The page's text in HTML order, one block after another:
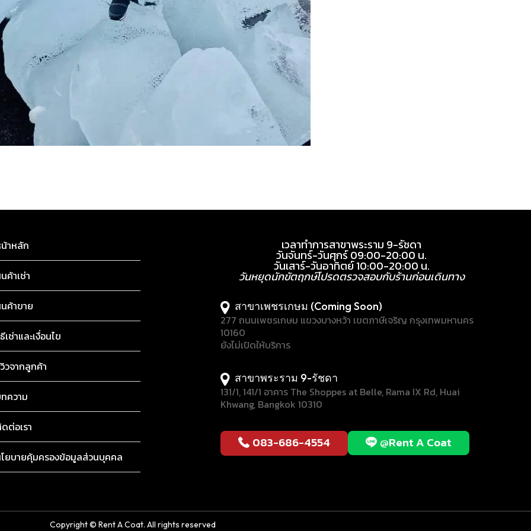
าหลัก
ค้าเช่า
ค้าขาย
เช่าและเงื่อนไข
วจากลูกค้า
ความ
ต่อเรา
ยบายคุ้มครองข้อมูลส่วนบุคคล
เวลาทำการสาขาพระราม 9-รัชดา
วันจันทร์-วันศุกร์ 09:00-20:00 น.
วันเสาร์-วันอาทิตย์ 10:00-20:00 น.
วันหยุดนักขัตฤกษ์โปรดตรวจสอบกับร้านก่อนเดินทาง
สาขาเพชรเกษม (Coming Soon)
277 ถนนเพชรเกษม แขวงบางหว้า เขตภาษีเจริญ กรุงเทพมหานคร
10160
ยังไม่เปิดให้บริการ
สาขาพระราม 9-รัชดา
131/1, 141/1 อาคาร The Shoppes at Belle, Rama IX Rd, Huai
Khwang, Bangkok 10310
083-686-4554 @Rent A Coat
Copyright © Rent A Coat. All rights reserved